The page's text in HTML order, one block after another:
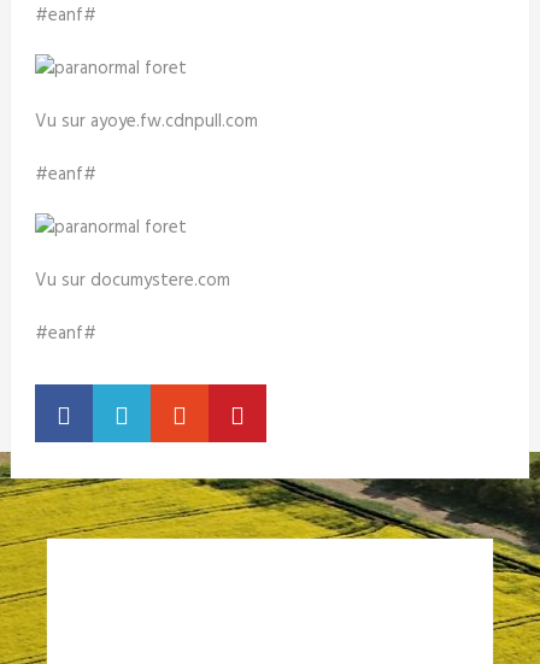
#eanf#
Vu sur ayoye.fw.cdnpull.com
#eanf#
Vu sur documystere.com
#eanf#